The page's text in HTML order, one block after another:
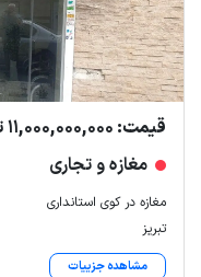
قیمت: 11,000,000,000 تومان
مغازه و تجاری
مغازه در کوی استانداری
تبریز
مشاهده جزییات